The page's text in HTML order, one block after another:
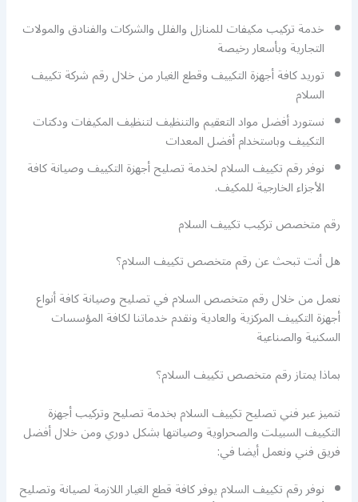
خدمة تركيب مكيفات للمنازل والفلل والشركات والفنادق والمولات
التجارية وبأسعار رخيصة
توريد كافة أجهزة التكييف وقطع الغيار من خلال رقم شركة تكييف
السلام
نستورد أفضل مواد التعقيم والتنظيف لتنظيف المكيفات ودكتات
التكييف وباستخدام أفضل المعدات
نوفر رقم تكييف السلام لخدمة تصليح أجهزة التكييف وصيانة كافة
الأجزاء الخارجية للمكيف.
رقم متخصص تركيب تكييف السلام
هل أنت تبحث عن رقم متخصص تكييف السلام؟
نعمل من خلال رقم متخصص السلام في تصليح وصيانة كافة أنواع
أجهزة التكييف المركزية والعادية ونقدم خدماتنا لكافة المؤسسات
السكنية والصناعية
بماذا يمتاز رقم متخصص تكييف السلام؟
نتميز عبر فني تصليح تكييف السلام بخدمة تصليح وتركيب أجهزة
التكييف السبيلت والصحراوية وصيانتها بشكل دوري ومن خلال أفضل
فريق فني ونعمل أيضا في:
نوفر رقم تكييف السلام يوفر كافة قطع الغيار اللازمة لصيانة وتصليح